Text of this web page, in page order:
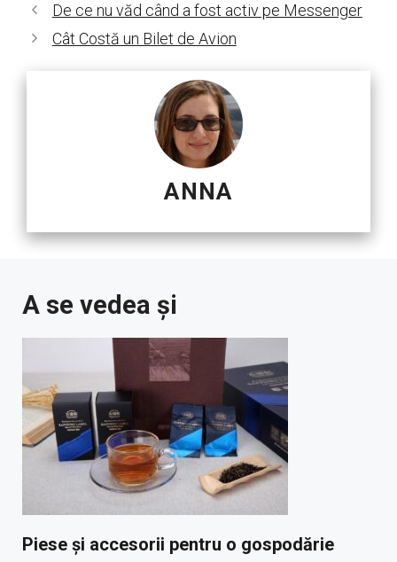
De ce nu văd când a fost activ pe Messenger
Cât Costă un Bilet de Avion
ANNA
A se vedea și
Piese și accesorii pentru o gospodărie